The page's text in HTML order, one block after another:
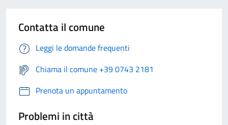
Contatta il comune
Leggi le domande frequenti
Chiama il comune +39 0743 2181
Prenota un appuntamento
Problemi in città